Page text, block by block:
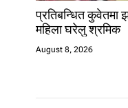
प्रतिबन्धित कुवेतमा
महिला घरेलु श्रमिक
August 8, 2026